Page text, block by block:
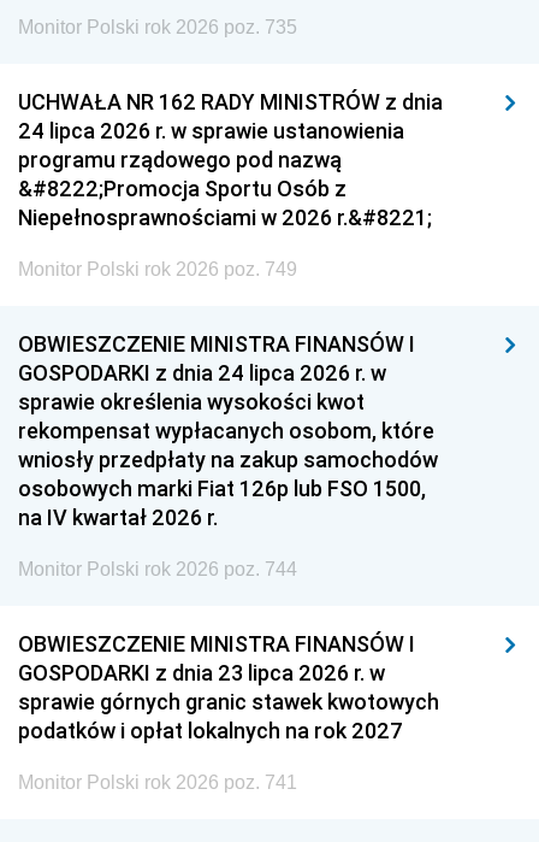
Monitor Polski rok 2026 poz. 735
UCHWAŁA NR 162 RADY MINISTRÓW z dnia
24 lipca 2026 r. w sprawie ustanowienia
programu rządowego pod nazwą
&#8222;Promocja Sportu Osób z
Niepełnosprawnościami w 2026 r.&#8221;
Monitor Polski rok 2026 poz. 749
OBWIESZCZENIE MINISTRA FINANSÓW I
GOSPODARKI z dnia 24 lipca 2026 r. w
sprawie określenia wysokości kwot
rekompensat wypłacanych osobom, które
wniosły przedpłaty na zakup samochodów
osobowych marki Fiat 126p lub FSO 1500,
na IV kwartał 2026 r.
Monitor Polski rok 2026 poz. 744
OBWIESZCZENIE MINISTRA FINANSÓW I
GOSPODARKI z dnia 23 lipca 2026 r. w
sprawie górnych granic stawek kwotowych
podatków i opłat lokalnych na rok 2027
Monitor Polski rok 2026 poz. 741